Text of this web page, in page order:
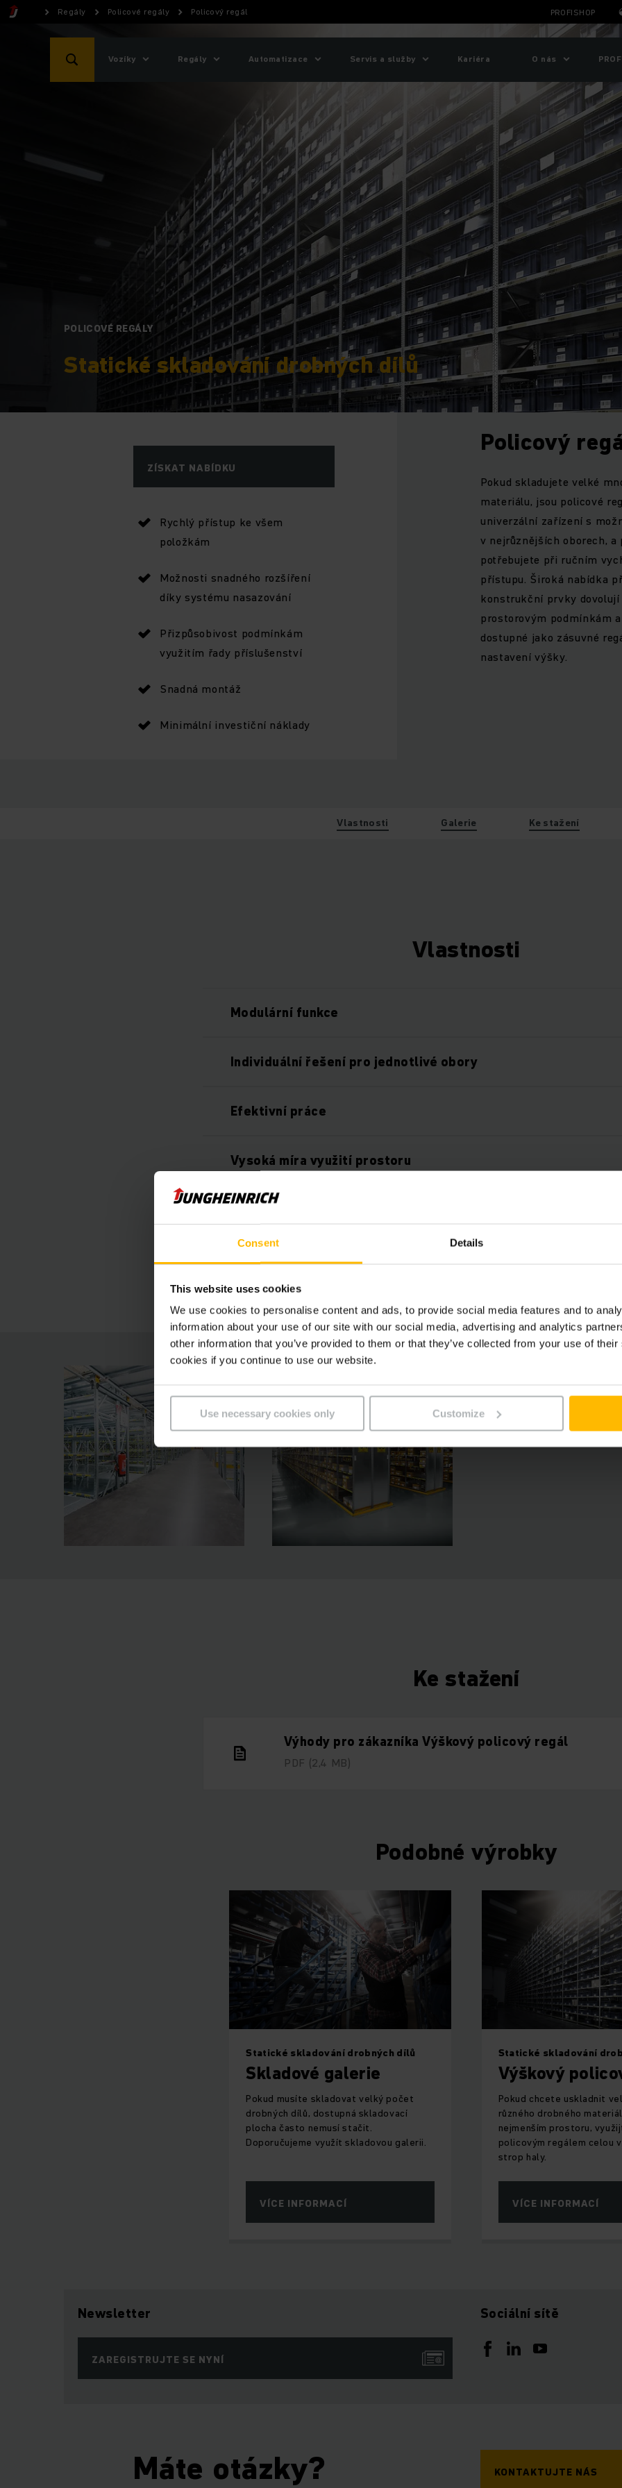
Consent Details
This website uses cookies
We use cookies to personalise content and ads, to provide social media features and to
information about your use of our site with our social media, advertising and analytics
other information that you’ve provided to them or that they’ve collected from your use of
cookies if you continue to use our website.
Use necessary cookies only Customize
Regály Policové regály Policový regál PROFISHOP
Vozíky Regály Automatizace Servis a služby Kariéra O nás
POLICOVÉ REGÁLY
Statické skladování drobných dílů
ZÍSKAT NABÍDKU
Rychlý přístup ke všem
položkám
Možnosti snadného rozšíření
díky systému nasazování
Přizpůsobivost podmínkám
využitím řady příslušenství
Snadná montáž
Minimální investiční náklady
Policový
Pokud skladujete velké
materiálu, jsou policové
univerzální zařízení s
v nejrůznějších oborech,
potřebujete při ručním
přístupu. Široká nabídka
konstrukční prvky
prostorovým podmínkám
dostupné jako zásuvné
nastavení výšky.
Vlastnosti Galerie Ke stažení
Vlastnosti
Modulární funkce
Individuální řešení pro jednotlivé obory
Efektivní práce
Vysoká míra využití prostoru
Shoda s normami
Bezpečná konstrukce
Ke stažení
Výhody pro zákazníka Výškový policový regál
PDF (2,4 MB)
Podobné výrobky
Statické skladování drobných dílů
Skladové galerie
Pokud musíte skladovat velký počet
drobných dílů, dostupná skladovací
plocha často nemusí stačit.
Doporučujeme využít skladovou galerii.
VÍCE INFORMACÍ
Statické skladování
Výškový
Pokud chcete uskladnit
různého drobného
nejmenším prostoru,
policovým regálem celou
strop haly.
VÍCE INFORMACÍ
Newsletter
ZAREGISTRUJTE SE NYNÍ
Sociální sítě
Máte otázky? KONTAKTUJTE NÁS